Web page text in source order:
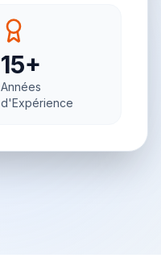
15+
Années
d'Expérience